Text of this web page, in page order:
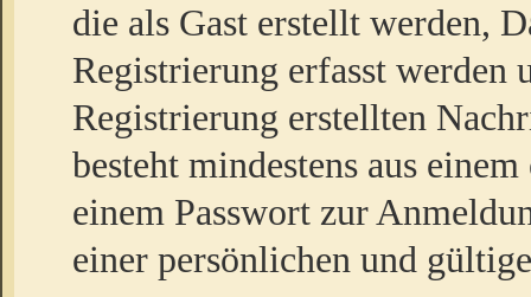
die als Gast erstellt werden,
Registrierung erfasst werden
Registrierung erstellten
besteht mindestens aus
einem Passwort zur
einer persönlichen und